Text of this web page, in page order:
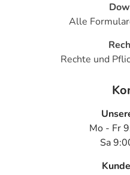
Alle
Rechte und
Mo - Fr
Sa